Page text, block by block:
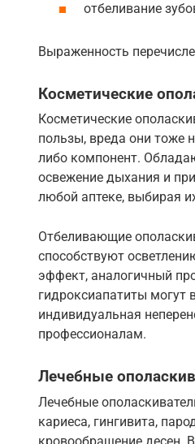
отбеливание
Выраженность
Косметические
Косметические
пользы, вреда они тоже
либо компонент.
освежение дыхания и
любой аптеке, выбирая
Отбеливающие
способствуют
эффект, аналогичный
гидроксиапатиты могут
индивидуальная
профессионалам.
Лечебные
Лечебные
кариеса, гингивита,
кровообращение десен.